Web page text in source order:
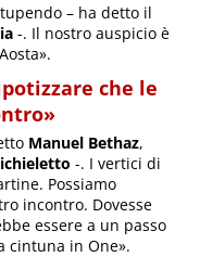
– ha detto il
-. Il nostro auspicio è
che le
Manuel Bethaz,
-. I vertici di
Possiamo
incontro. Dovesse
essere a un passo
cintuna in One».